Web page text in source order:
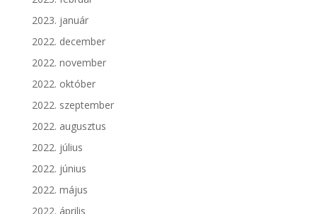
2023. január
2022. december
2022. november
2022. október
2022. szeptember
2022. augusztus
2022. július
2022. június
2022. május
2022. április